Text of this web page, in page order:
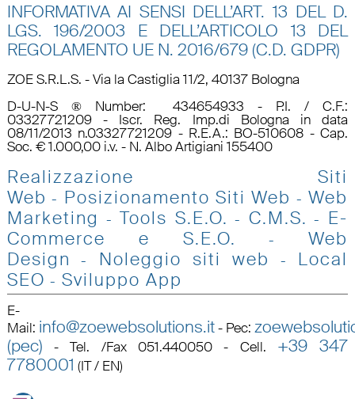
INFORMATIVA AI SENSI DELL’ART. 13 DEL D.
LGS. 196/2003 E DELL’ARTICOLO 13 DEL
REGOLAMENTO UE N. 2016/679 (C.D. GDPR)
ZOE S.R.L.S. - Via la Castiglia 11/2, 40137 Bologna
D-U-N-S ® Number: 434654933 - P.I. / C.F.:
03327721209 - Iscr. Reg. Imp.di Bologna in data
08/11/2013 n.03327721209 - R.E.A.: BO-510608 - Cap.
Soc. € 1.000,00 i.v. - N. Albo Artigiani 155400
Realizzazione Siti
Web - Posizionamento Siti Web -Web
Marketing - Tools S.E.O. - C.M.S. - E-
Commerce e S.E.O.
-Web
Design
- Noleggio siti web - Local
SEO - Sviluppo App
E-
Mail: info@zoewebsolutions.it- Pec:
(pec) -Tel. /Fax 051.440050 - Cell. +39 347
7780001 (IT / EN)